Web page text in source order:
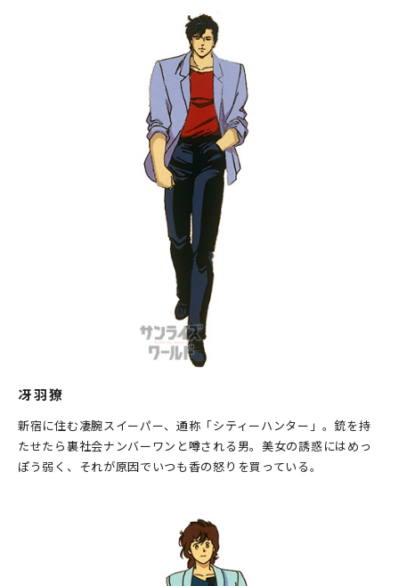
冴羽獠
新宿に住む凄腕スイーパー、通称「シティーハンター」。銃を持
たせたら裏社会ナンバーワンと噂される男。美女の誘惑にはめっ
ぽう弱く、それが原因でいつも香の怒りを買っている。